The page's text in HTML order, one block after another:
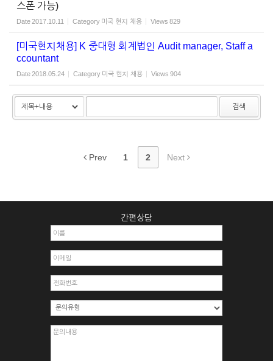
스폰 가능)
Date2017.10.11 Category 미국 현지 채용 Views 829
[미국현지채용] K 중대형 회계법인 Audit manager, Staff a
ccountant
Date2018.05.24 Category 미국 현지 채용 Views 904
검색
Prev 1 2 Next
간편상담